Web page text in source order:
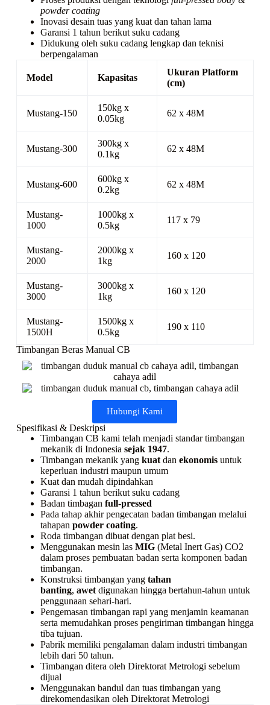
powder coating
Inovasi desain tuas yang kuat dan tahan lama
Garansi 1 tahun berikut suku cadang
Didukung oleh suku cadang lengkap dan teknisi
berpengalaman
Model Kapasitas
Ukuran Platform
(cm)
Mustang-150
150kg x
0.05kg
62 x 48M
Mustang-300
300kg x
0.1kg
62 x 48M
Mustang-600
600kg x
0.2kg
62 x 48M
Mustang-
1000
1000kg x
0.5kg
117 x 79
Mustang-
2000
2000kg x
1kg
160 x 120
Mustang-
3000
3000kg x
1kg
160 x 120
Mustang-
1500H
1500kg x
0.5kg
190 x 110
Timbangan Beras Manual CB
Hubungi Kami
Spesifikasi & Deskripsi
Timbangan CB kami telah menjadi standar timbangan
mekanik di Indonesia sejak 1947.
Timbangan mekanik yang kuatdan ekonomisuntuk
keperluan industri maupun umum
Kuat dan mudah dipindahkan
Garansi 1 tahun berikut suku cadang
Badan timbagan full-pressed
Pada tahap akhir pengecatan badan timbangan melalui
tahapan powder coating.
Roda timbangan dibuat dengan plat besi.
Menggunakan mesin las MIG(Metal Inert Gas) CO2
dalam proses pembuatan badan serta komponen badan
timbangan.
Konstruksi timbangan yang tahan
banting, awetdigunakan hingga bertahun-tahun untuk
penggunaan sehari-hari.
Pengemasan timbangan rapi yang menjamin keamanan
serta memudahkan proses pengiriman timbangan hingga
tiba tujuan.
Pabrik memiliki pengalaman dalam industri timbangan
lebih dari 50 tahun.
Timbangan ditera oleh Direktorat Metrologi sebelum
dijual
Menggunakan bandul dan tuas timbangan yang
direkomendasikan oleh Direktorat Metrologi